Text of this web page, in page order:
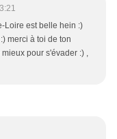
Loire est belle hein :)
merci à toi de ton
pour s'évader :) ,